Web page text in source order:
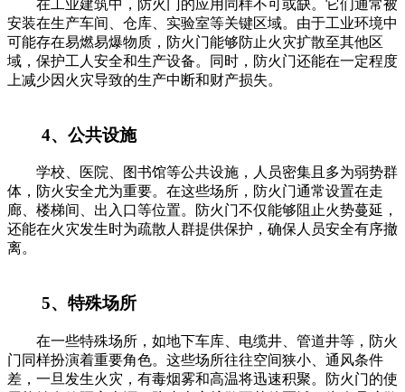
在工业建筑中，防火门的应用同样不可或缺。它们通常被
安装在生产车间、仓库、实验室等关键区域。由于工业环境中
可能存在易燃易爆物质，防火门能够防止火灾扩散至其他区
域，保护工人安全和生产设备。同时，防火门还能在一定程度
上减少因火灾导致的生产中断和财产损失。
4、公共设施
学校、医院、图书馆等公共设施，人员密集且多为弱势群
体，防火安全尤为重要。在这些场所，防火门通常设置在走
廊、楼梯间、出入口等位置。防火门不仅能够阻止火势蔓延，
还能在火灾发生时为疏散人群提供保护，确保人员安全有序撤
离。
5、特殊场所
在一些特殊场所，如地下车库、电缆井、管道井等，防火
门同样扮演着重要角色。这些场所往往空间狭小、通风条件
差，一旦发生火灾，有毒烟雾和高温将迅速积聚。防火门的使